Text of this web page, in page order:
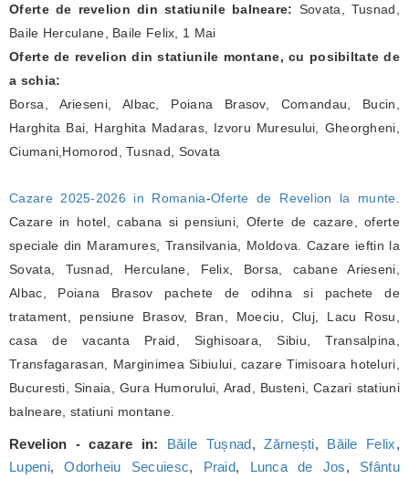
Oferte de revelion din statiunile balneare: Sovata, Tusnad,
Baile Herculane, Baile Felix, 1 Mai
Oferte de revelion din statiunile montane, cu posibiltate de
a schia:
Borsa, Arieseni, Albac, Poiana Brasov, Comandau, Bucin,
Harghita Bai, Harghita Madaras, Izvoru Muresului, Gheorgheni,
Ciumani,Homorod, Tusnad, Sovata
Cazare 2025-2026 in Romania-Oferte de Revelion la munte
Cazare in hotel, cabana si pensiuni, Oferte de cazare, oferte
speciale din Maramures, Transilvania, Moldova. Cazare ieftin la
Sovata, Tusnad, Herculane, Felix, Borsa, cabane Arieseni,
Albac, Poiana Brasov pachete de odihna si pachete de
tratament, pensiune Brasov, Bran, Moeciu, Cluj, Lacu Rosu,
casa de vacanta Praid, Sighisoara, Sibiu, Transalpina,
Transfagarasan, Marginimea Sibiului, cazare Timisoara hoteluri,
Bucuresti, Sinaia, Gura Humorului, Arad, Busteni, Cazari statiuni
balneare, statiuni montane.
Revelion - cazare in: Băile Tușnad,Zărnești, Băile Felix,
Lupeni,Odorheiu Secuiesc, Praid, Lunca de Jos, Sfântu